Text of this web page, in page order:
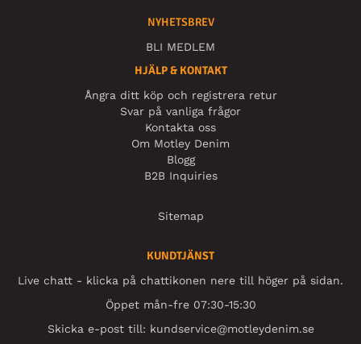
NYHETSBREV
BLI MEDLEM
HJÄLP & KONTAKT
Ångra ditt köp och registrera retur
Svar på vanliga frågor
Kontakta oss
Om Motley Denim
Blogg
B2B Inquiries
Sitemap
KUNDTJÄNST
Live chatt - klicka på chattikonen nere till höger på sidan.
Öppet mån-fre 07:30-15:30
Skicka e-post till: kundservice@motleydenim.se